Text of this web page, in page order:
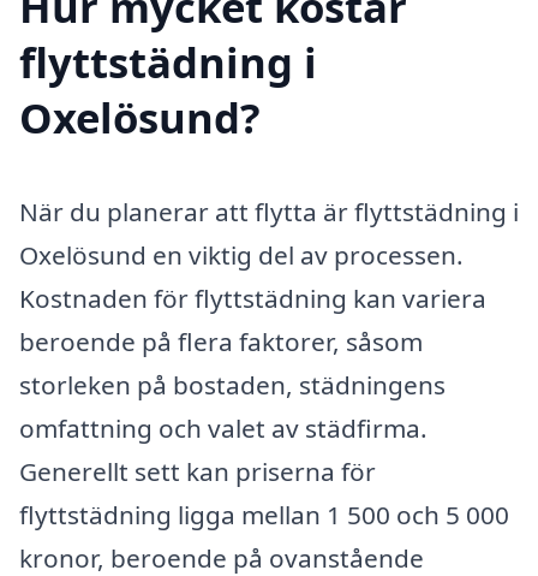
flyttstädning i
Oxelösund?
När du planerar att flytta är flyttstädning i
Oxelösund en viktig del av processen.
Kostnaden för flyttstädning kan variera
beroende på flera faktorer, såsom
storleken på bostaden, städningens
omfattning och valet av städfirma.
Generellt sett kan priserna för
flyttstädning ligga mellan 1 500 och 5 000
kronor, beroende på ovanstående